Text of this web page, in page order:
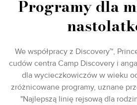
Programy dla
We współpracy z Discovery™,
cudów centra Camp Discovery i
dla wycieczkowiczów w wieku
zróżnicowane programy, uznane
"Najlepszą linię rejsową dla